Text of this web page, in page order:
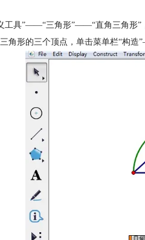
工具”——“三角形”——“直角三角形”
角形的三个顶点，单击菜单栏“构